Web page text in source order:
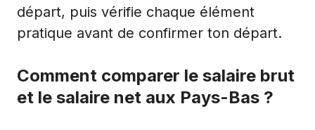
départ, puis vérifie chaque élément
pratique avant de confirmer ton départ.
Comment comparer le salaire brut
et le salaire net aux Pays-Bas ?